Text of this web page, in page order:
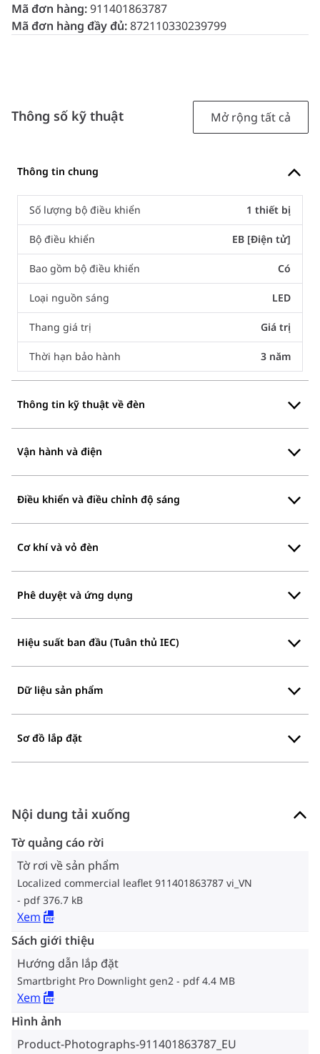
Mã đơn hàng:911401863787
Mã đơn hàng đầy đủ:872110330239799
Thông số kỹ thuật Mở rộng tất cả
Thông tin chung
Số lượng bộ điều khiển 1 thiết bị
Bộ điều khiển EB [Điện tử]
Bao gồm bộ điều khiển Có
Loại nguồn sáng LED
Thang giá trị Giá trị
Thời hạn bảo hành 3 năm
Thông tin kỹ thuật về đèn
Vận hành và điện
Điều khiển và điều chỉnh độ sáng
Cơ khí và vỏ đèn
Phê duyệt và ứng dụng
Hiệu suất ban đầu (Tuân thủ IEC)
Dữ liệu sản phẩm
Sơ đồ lắp đặt
Nội dung tải xuống
Tờ quảng cáo rời
Tờ rơi về sản phẩm
Localized commercial leaflet 911401863787 vi_VN
pdf 376.7 kB
Xem
Sách giới thiệu
Hướng dẫn lắp đặt
Smartbright Pro Downlight gen2 pdf 4.4 MB
Xem
Hình ảnh
Product-Photographs-911401863787_EU